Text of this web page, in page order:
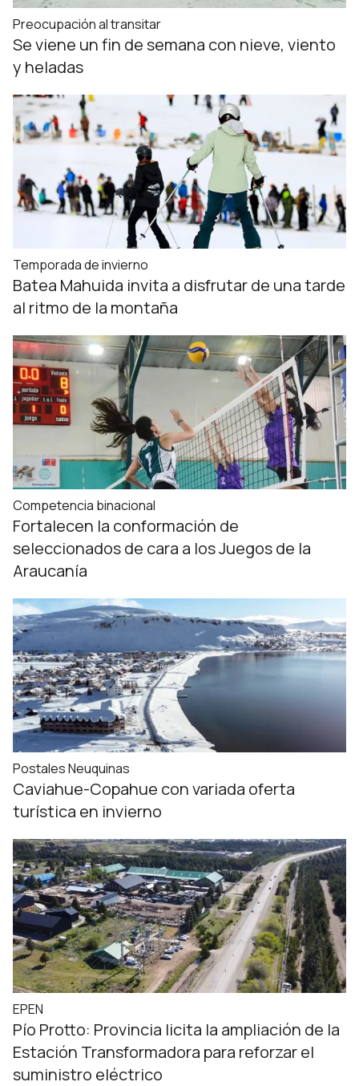
Preocupación al transitar
Se viene un fin de semana con nieve, viento
y heladas
Temporada de invierno
Batea Mahuida invita a disfrutar de una tarde
al ritmo de la montaña
Competencia binacional
Fortalecen la conformación de
seleccionados de cara a los Juegos de la
Araucanía
Postales Neuquinas
Caviahue-Copahue con variada oferta
turística en invierno
EPEN
Pío Protto: Provincia licita la ampliación de la
Estación Transformadora para reforzar el
suministro eléctrico